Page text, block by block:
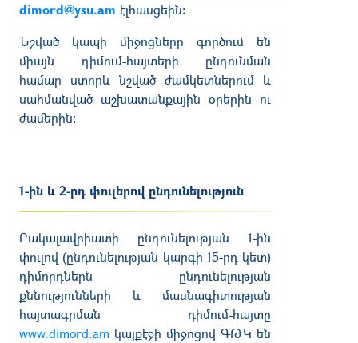
dimord@ysu.am էլհասցեին։
Նշված կապի միջոցները գործում են
միայն դիմում-հայտերի ընդունման
համար ստորև նշված ժամկետներում և
սահմանված աշխատանքային օրերին ու
ժամերին։
1-ին և 2-րդ փուլերով ընդունելություն
Բակալավրիատի ընդունելության 1-ին
փուլով (ընդունելության կարգի 15-րդ կետ)
դիմորդներն ընդունելության
քննությունների և մասնագիտության
հայտագրման դիմում-հայտը
www.dimord.am կայքէջի միջոցով ԳԹԿ են